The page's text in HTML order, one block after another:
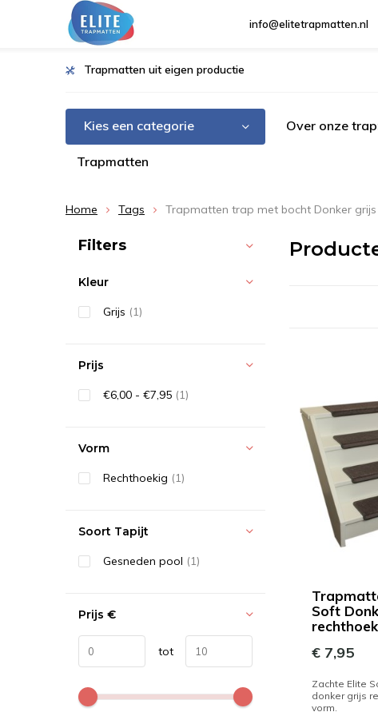
info@elitetrapmatten.nl
Trapmatten uit eigen productie
Kies een categorie Over onze
Trapmatten
Home Tags Trapmatten trap met bocht Donker grijs
Soft
€ 7,95
Zachte Elite
donker grijs
vorm.
Sorteren op:
Filters
Kleur
Grijs (1)
Prijs
€6,00 - €7,95 (1)
Vorm
Rechthoekig (1)
Soort Tapijt
Gesneden pool (1)
Prijs €
tot